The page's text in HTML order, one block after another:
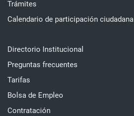
Trámites
Calendario de participación ciudadana
Directorio Institucional
Preguntas frecuentes
Tarifas
Bolsa de Empleo
Contratación